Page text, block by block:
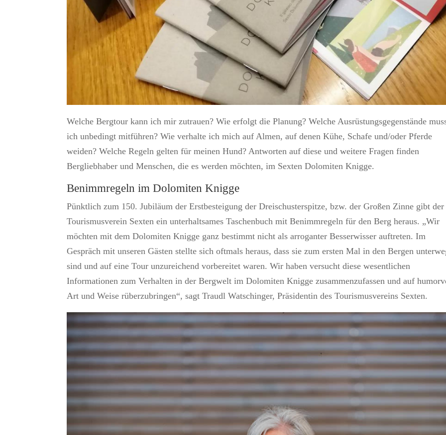
Welche Bergtour kann ich mir zutrauen? Wie erfolgt die Planung? Welche Ausrüstungsgegenstände
ich unbedingt mitführen? Wie verhalte ich mich auf Almen, auf denen Kühe, Schafe und/oder Pferde
weiden? Welche Regeln gelten für meinen Hund? Antworten auf diese und weitere Fragen finden
Bergliebhaber und Menschen, die es werden möchten, im Sexten Dolomiten Knigge.
Benimmregeln im Dolomiten Knigge
Pünktlich zum 150. Jubiläum der Erstbesteigung der Dreischusterspitze, bzw. der Großen Zinne gibt der
Tourismusverein Sexten ein unterhaltsames Taschenbuch mit Benimmregeln für den Berg heraus. „Wir
möchten mit dem Dolomiten Knigge ganz bestimmt nicht als arroganter Besserwisser auftreten. Im
Gespräch mit unseren Gästen stellte sich oftmals heraus, dass sie zum ersten Mal in den Bergen
sind und auf eine Tour unzureichend vorbereitet waren. Wir haben versucht diese wesentlichen
Informationen zum Verhalten in der Bergwelt im Dolomiten Knigge zusammenzufassen und auf
Art und Weise rüberzubringen“, sagt Traudl Watschinger, Präsidentin des Tourismusvereins Sexten.